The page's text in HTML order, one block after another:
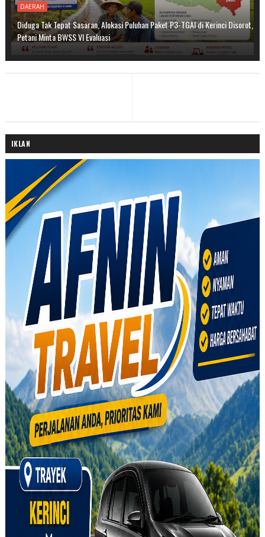
DAERAH
Diduga Tak Tepat Sasaran, Alokasi Puluhan Paket P3-TGAI di Kerinci Disorot,
Petani Minta BWSS VI Evaluasi
IKLAN